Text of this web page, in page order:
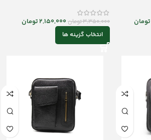
تومان 3,350,000تومان2,150,000تومان
انتخاب گزینه ها